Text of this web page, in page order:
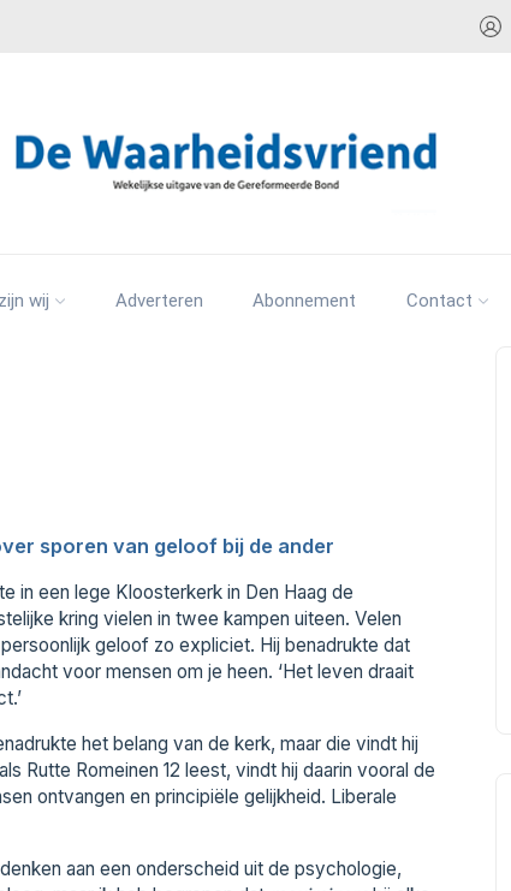
wij Adverteren Abonnement Contact
sporen van geloof bij de ander
in een lege Kloosterkerk in Den Haag de
kring vielen in twee kampen uiteen. Velen
geloof zo expliciet. Hij benadrukte dat
voor mensen om je heen. ‘Het leven draait
het belang van de kerk, maar die vindt hij
Rutte Romeinen 12 leest, vindt hij daarin vooral de
ontvangen en principiële gelijkheid. Liberale
aan een onderscheid uit de psychologie,